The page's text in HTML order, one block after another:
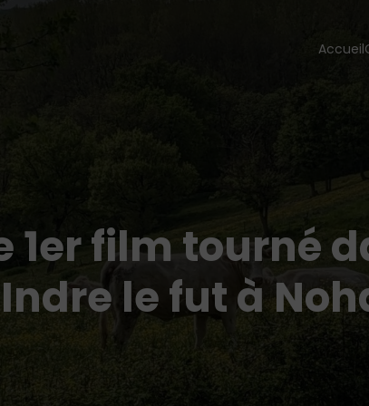
Accueil
1er film tourné
le fut à